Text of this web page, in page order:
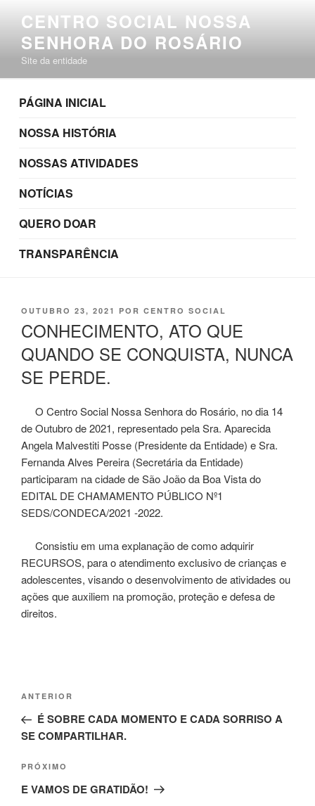
conteúdo
CENTRO SOCIAL NOSSA
SENHORA DO ROSÁRIO
Site da entidade
PÁGINA INICIAL
NOSSA HISTÓRIA
NOSSAS ATIVIDADES
NOTÍCIAS
QUERO DOAR
TRANSPARÊNCIA
PUBLICADO
OUTUBRO 23, 2021 POR CENTRO SOCIAL
CONHECIMENTO, ATO QUE
QUANDO SE CONQUISTA, NUNCA
SE PERDE.
O Centro Social Nossa Senhora do Rosário, no dia 14
de Outubro de 2021, representado pela Sra. Aparecida
Angela Malvestiti Posse (Presidente da Entidade) e Sra.
Fernanda Alves Pereira (Secretária da Entidade)
participaram na cidade de São João da Boa Vista do
EDITAL DE CHAMAMENTO PÚBLICO Nº1
SEDS/CONDECA/2021 -2022.
Consistiu em uma explanação de como adquirir
RECURSOS, para o atendimento exclusivo de crianças e
adolescentes, visando o desenvolvimento de atividades ou
ações que auxiliem na promoção, proteção e defesa de
direitos.
Navegação
Post
Post
anterior
ANTERIOR
É SOBRE CADA MOMENTO E CADA SORRISO A
SE COMPARTILHAR.
Próximo
post
PRÓXIMO
E VAMOS DE GRATIDÃO!